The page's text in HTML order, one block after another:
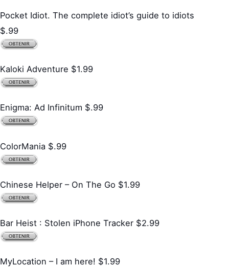
Pocket Idiot. The complete idiot’s guide to idiots
$.99
Kaloki Adventure $1.99
Enigma: Ad Infinitum $.99
ColorMania $.99
Chinese Helper – On The Go $1.99
Bar Heist : Stolen iPhone Tracker $2.99
MyLocation – I am here! $1.99